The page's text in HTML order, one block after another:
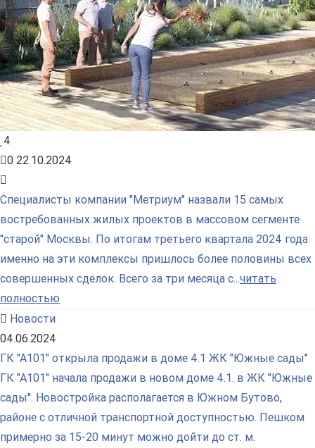
4
0 22.10.2024
Специалисты компании "Метриум" назвали 15 самых
востребованных жилых проектов в массовом сегменте
"старой" Москвы. По итогам третьего квартала 2024 года
именно на эти комплексы пришлось более половины всех
совершенных сделок. Всего за три месяца с...читать
полностью
Новости
04.06.2024
ГК "А101" открыла продажи в доме 4.1 ЖК "Южные сады"
ГК "А101" начала продажи в новом доме 4.1. в ЖК "Южные
сады". Новостройка располагается в Южном Бутово,
районе с отличной транспортной доступностью. Пешком
примерно за 15-20 минут можно дойти до ст. м.